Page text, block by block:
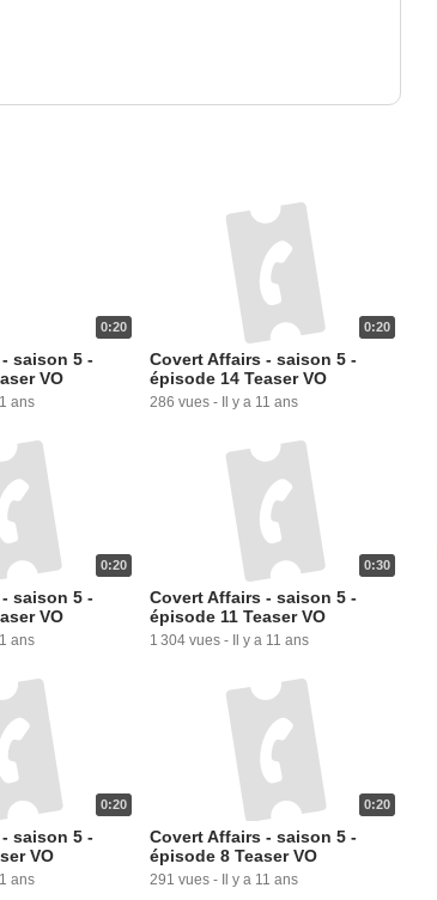
0:20
saison 5 -
VO
ans
0:20
Covert Affairs - saison 5 -
épisode 14 Teaser VO
286 vues - Il y a 11 ans
0:20
saison 5 -
VO
ans
0:30
Covert Affairs - saison 5 -
épisode 11 Teaser VO
1 304 vues - Il y a 11 ans
0:20
saison 5 -
VO
ans
0:20
Covert Affairs - saison 5 -
épisode 8 Teaser VO
291 vues - Il y a 11 ans